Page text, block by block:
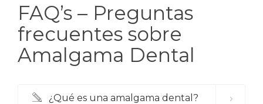
FAQ’s – Preguntas
frecuentes sobre
Amalgama Dental
¿Qué es una amalgama dental?